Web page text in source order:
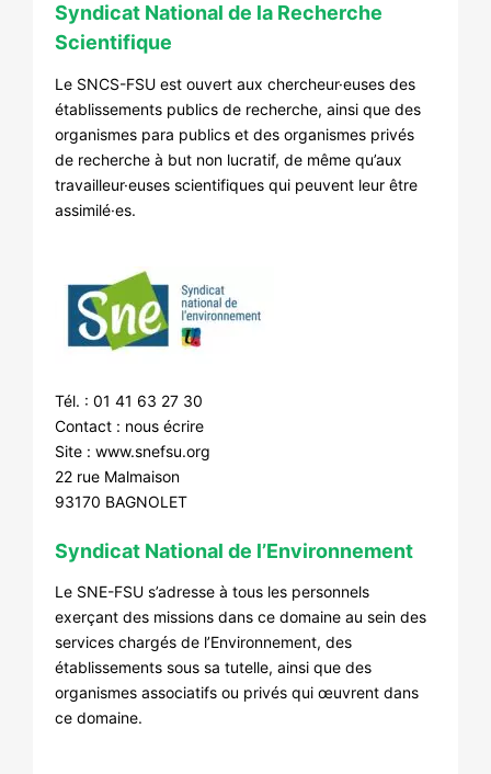
Syndicat National de la Recherche
Scientifique
Le SNCS-FSU est ouvert aux chercheur·euses des
établissements publics de recherche, ainsi que des
organismes para publics et des organismes privés
de recherche à but non lucratif, de même qu’aux
travailleur·euses scientifiques qui peuvent leur être
assimilé·es.
Tél. : 01 41 63 27 30
Contact : nous écrire
Site : www.snefsu.org
22 rue Malmaison
93170 BAGNOLET
Syndicat National de l’Environnement
Le SNE-FSU s’adresse à tous les personnels
exerçant des missions dans ce domaine au sein des
services chargés de l’Environnement, des
établissements sous sa tutelle, ainsi que des
organismes associatifs ou privés qui œuvrent dans
ce domaine.